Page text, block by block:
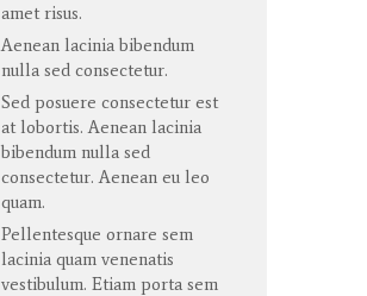
amet risus.
Aenean lacinia bibendum
nulla sed consectetur.
Sed posuere consectetur est
at lobortis. Aenean lacinia
bibendum nulla sed
consectetur. Aenean eu leo
quam.
Pellentesque ornare sem
lacinia quam venenatis
vestibulum. Etiam porta sem